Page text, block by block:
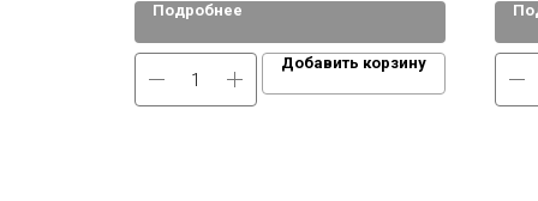
Подробнее
Добавить корзину